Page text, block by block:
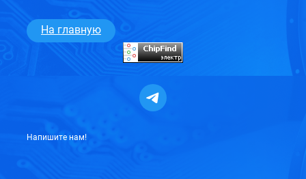
На главную
Напишите нам!